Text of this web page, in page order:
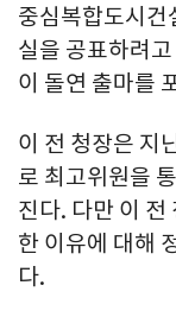
중심복합도시건
실을 공표하려
이 돌연 출마를
이 전 청장은 지
로 최고위원을
진다. 다만 이 전
한 이유에 대해
다.